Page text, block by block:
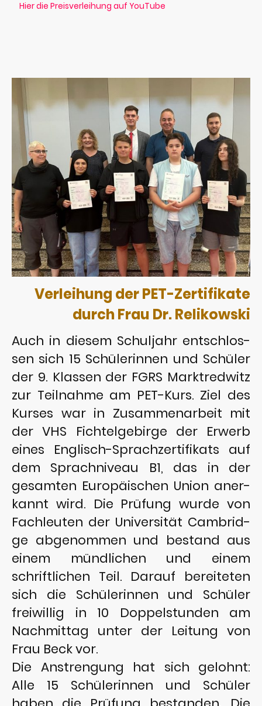
Hier die Preisverleihung auf YouTube
Verleihung der PET-Zertifikate
durch Frau Dr. Relikowski
Auch in diesem Schuljahr entschlos-
sen sich 15 Schülerinnen und Schüler
der 9. Klassen der FGRS Marktredwitz
zur Teilnahme am PET-Kurs. Ziel des
Kurses war in Zusammenarbeit mit
der VHS Fichtelgebirge der Erwerb
eines Englisch-Sprachzertifikats auf
dem Sprachniveau B1, das in der
gesamten Europäischen Union aner-
kannt wird. Die Prüfung wurde von
Fachleuten der Universität Cambrid-
ge abgenommen und bestand aus
einem mündlichen und einem
schriftlichen Teil. Darauf bereiteten
sich die Schülerinnen und Schüler
freiwillig in 10 Doppelstunden am
Nachmittag unter der Leitung von
Frau Beck vor.
Die Anstrengung hat sich gelohnt:
Alle 15 Schülerinnen und Schüler